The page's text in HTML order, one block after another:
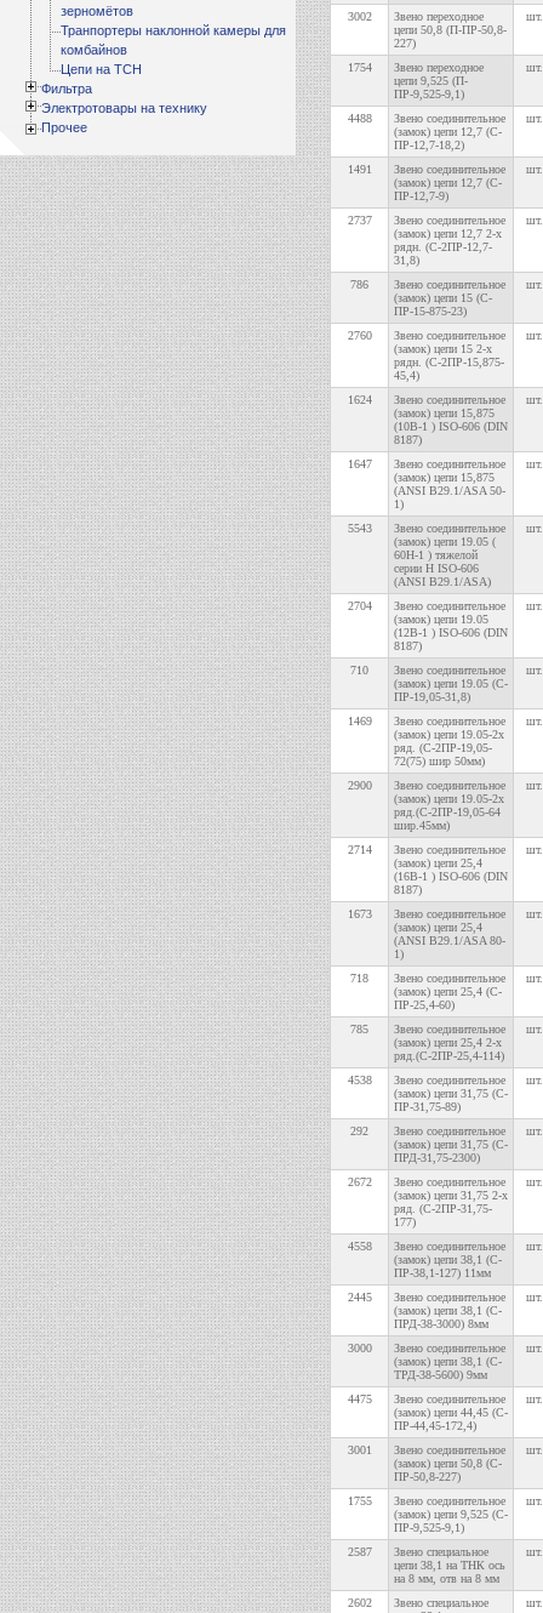
зерномётов
Транпортеры наклонной камеры для
комбайнов
Цепи на ТСН
Фильтра
Электротовары на технику
Прочее
3002
Звено переходное
цепи 50,8 (П-ПР-50,8-
227)
шт.
1754
Звено переходное
цепи 9,525 (П-
ПР-9,525-9,1)
шт.
4488
Звено соединительное
(замок) цепи 12,7 (С-
ПР-12,7-18,2)
шт.
1491
Звено соединительное
(замок) цепи 12,7 (С-
ПР-12,7-9)
шт.
2737
Звено соединительное
(замок) цепи 12,7 2-х
рядн. (С-2ПР-12,7-
31,8)
шт.
786
Звено соединительное
(замок) цепи 15 (С-
ПР-15-875-23)
шт.
2760
Звено соединительное
(замок) цепи 15 2-х
рядн. (С-2ПР-15,875-
45,4)
шт.
1624
Звено соединительное
(замок) цепи 15,875
(10В-1 ) ISO-606 (DIN
8187)
шт.
1647
Звено соединительное
(замок) цепи 15,875
(ANSI B29.1/ASA 50-
1)
шт.
5543
Звено соединительное
(замок) цепи 19.05 (
60H-1 ) тяжелой
серии H ISO-606
(ANSI B29.1/ASA)
шт.
2704
Звено соединительное
(замок) цепи 19.05
(12В-1 ) ISO-606 (DIN
8187)
шт.
710
Звено соединительное
(замок) цепи 19.05 (С-
ПР-19,05-31,8)
шт.
1469
Звено соединительное
(замок) цепи 19.05-2х
ряд. (С-2ПР-19,05-
72(75) шир 50мм)
шт.
2900
Звено соединительное
(замок) цепи 19.05-2х
ряд.(С-2ПР-19,05-64
шир.45мм)
шт.
2714
Звено соединительное
(замок) цепи 25,4
(16В-1 ) ISO-606 (DIN
8187)
шт.
1673
Звено соединительное
(замок) цепи 25,4
(ANSI B29.1/ASA 80-
1)
шт.
718
Звено соединительное
(замок) цепи 25,4 (С-
ПР-25,4-60)
шт.
785
Звено соединительное
(замок) цепи 25,4 2-х
ряд.(С-2ПР-25,4-114)
шт.
4538
Звено соединительное
(замок) цепи 31,75 (С-
ПР-31,75-89)
шт.
292
Звено соединительное
(замок) цепи 31,75 (С-
ПРД-31,75-2300)
шт.
2672
Звено соединительное
(замок) цепи 31,75 2-х
ряд. (С-2ПР-31,75-
177)
шт.
4558
Звено соединительное
(замок) цепи 38,1 (С-
ПР-38,1-127) 11мм
шт.
2445
Звено соединительное
(замок) цепи 38,1 (С-
ПРД-38-3000) 8мм
шт.
3000
Звено соединительное
(замок) цепи 38,1 (С-
ТРД-38-5600) 9мм
шт.
4475
Звено соединительное
(замок) цепи 44,45 (C-
ПР-44,45-172,4)
шт.
3001
Звено соединительное
(замок) цепи 50,8 (C-
ПР-50,8-227)
шт.
1755
Звено соединительное
(замок) цепи 9,525 (С-
ПР-9,525-9,1)
шт.
2587
Звено специальное
цепи 38,1 на ТНК ось
на 8 мм, отв на 8 мм
шт.
2602
Звено специальное
шт.